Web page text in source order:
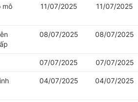
mô
11/07/2025 11/07/2025
08/07/2025 08/07/2025
07/07/2025 07/07/2025
04/07/2025 04/07/2025